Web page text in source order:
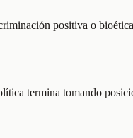
positiva o
termina tomando